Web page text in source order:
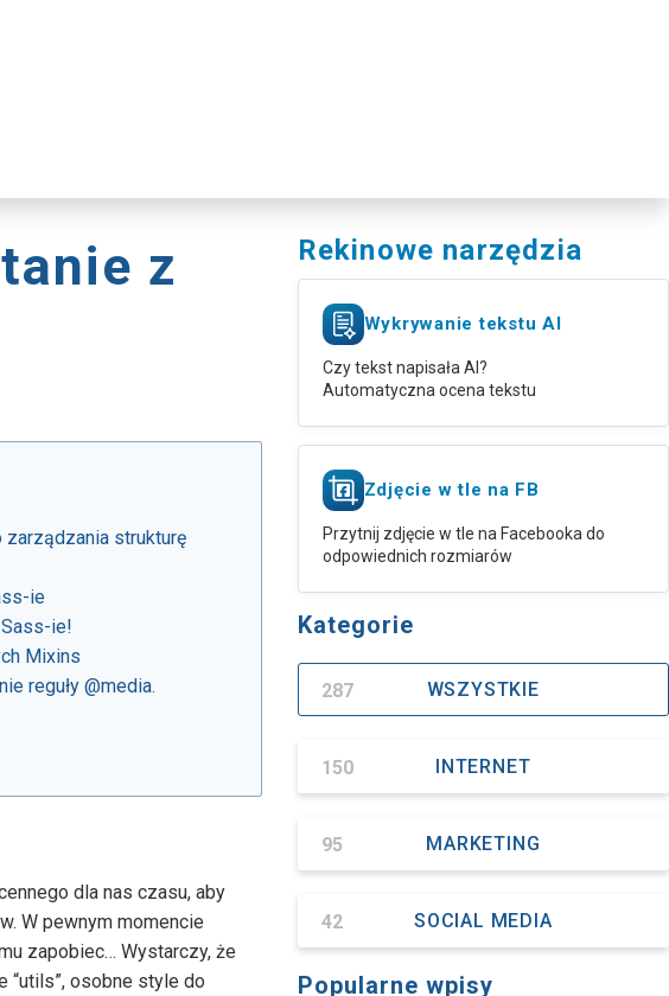
z
strukturę
ie
ie!
Mixins
reguły @media.
dla nas czasu, aby
W pewnym momencie
zapobiec… Wystarczy, że
“utils”, osobne style do
Rekinowe narzędzia
Wykrywanie tekstu AI
Czy tekst napisała AI?
Automatyczna ocena tekstu
Zdjęcie w tle na FB
Przytnij zdjęcie w tle na Facebooka do
odpowiednich rozmiarów
Kategorie
WSZYSTKIE
287
INTERNET
150
MARKETING
95
SOCIAL MEDIA
42
Popularne wpisy